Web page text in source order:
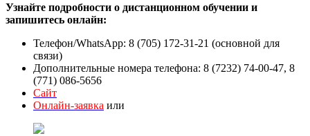
Узнайте подробности о дистанционном обучении и
запишитесь онлайн:
Телефон/WhatsApp: 8 (705) 172-31-21 (основной для
связи)
Дополнительные номера телефона: 8 (7232) 74-00-47, 8
(771) 086-5656
Сайт
Онлайн-заявка или